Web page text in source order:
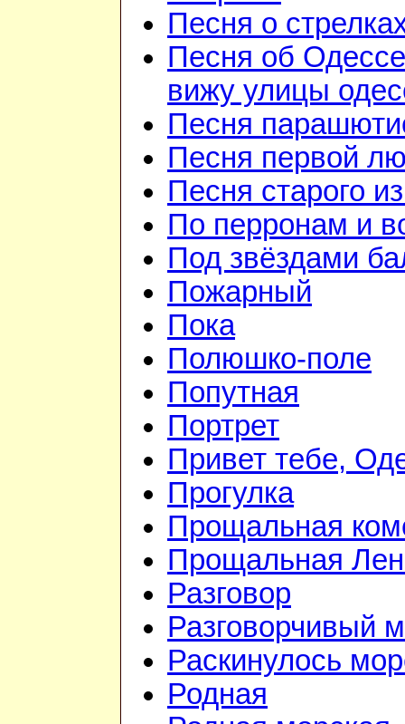
Песня о
Песня об
вижу улицы
Песня
Песня первой
Песня старого
По перронам и
Под звёздами
Пожарный
Пока
Полюшко-поле
Попутная
Портрет
Привет тебе,
Прогулка
Прощальная
Прощальная
Разговор
Разговорчивый
Раскинулось
Родная